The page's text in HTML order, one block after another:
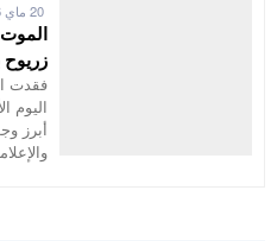
20 ماي 2026
فقدت
أبرز